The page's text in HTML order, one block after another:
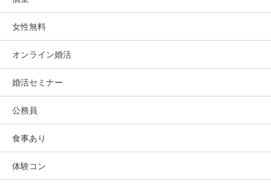
女性無料
オンライン婚活
婚活セミナー
公務員
食事あり
体験コン